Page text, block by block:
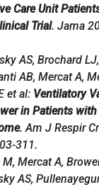
Care Unit
Trial. Jama
AS, Brochard
AB, Mercat A,
et al: Ventilatory
in Patients
. Am J Respir
311.
Mercat A,
AS,